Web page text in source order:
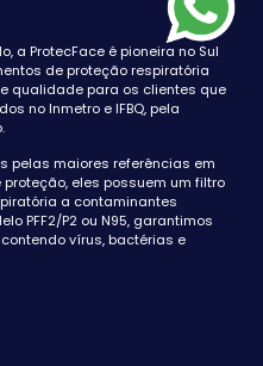
a ProtecFace é pioneira no Sul
de proteção respiratória
qualidade para os clientes que
no Inmetro e IFBQ, pela
pelas maiores referências em
eles possuem um filtro
a contaminantes
PFF2/P2 ou N95, garantimos
vírus, bactérias e